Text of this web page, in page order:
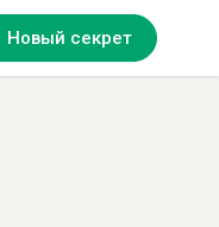
Новый секрет